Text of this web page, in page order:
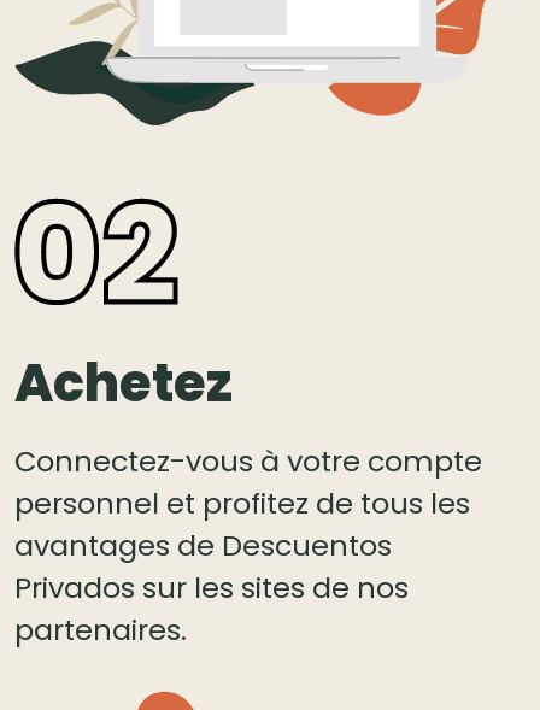
Achetez
Connectez-vous à votre compte
personnel et profitez de tous les
avantages de Descuentos
Privados sur les sites de nos
partenaires.